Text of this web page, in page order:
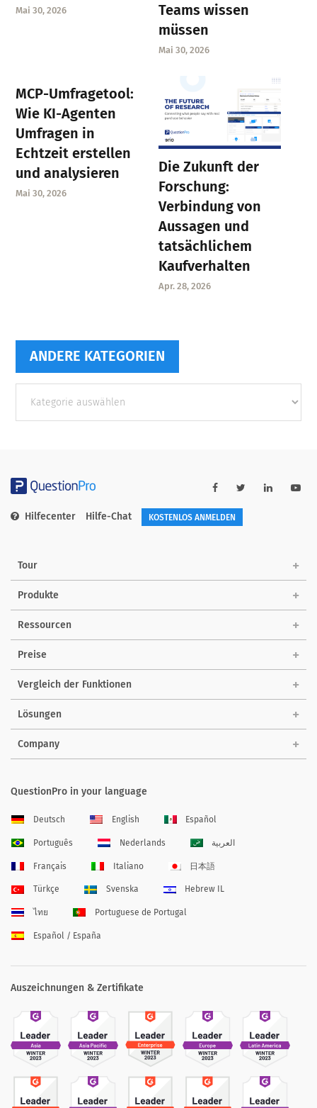
Mai 30, 2026
Teams wissen
müssen
Mai 30, 2026
MCP-Umfragetool:
Wie KI-Agenten
Umfragen in
Echtzeit erstellen
und analysieren
Mai 30, 2026
Die Zukunft der
Forschung:
Verbindung von
Aussagen und
tatsächlichem
Kaufverhalten
Apr. 28, 2026
ANDERE KATEGORIEN
Kategorien
Hilfecenter Hilfe-Chat KOSTENLOS ANMELDEN
Tour
Produkte
Ressourcen
Preise
Vergleich der Funktionen
Lösungen
Company
QuestionPro in your language
Deutsch English Español
Português Nederlands العربية
Français Italiano 日本語
Türkçe Svenska Hebrew IL
ไทย Portuguese de Portugal
Español / España
Auszeichnungen & Zertifikate